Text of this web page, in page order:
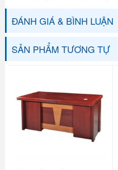
ĐÁNH GIÁ & BÌNH LUẬN
SẢN PHẨM TƯƠNG TỰ